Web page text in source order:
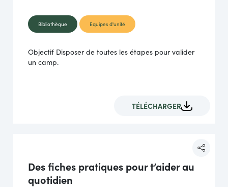
Bibliothèque Equipes d'unité
Objectif Disposer de toutes les étapes pour valider
un camp.
TÉLÉCHARGER
Des fiches pratiques pour t’aider au
quotidien